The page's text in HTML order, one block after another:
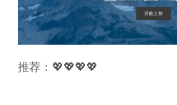
推荐：💖💖💖💖